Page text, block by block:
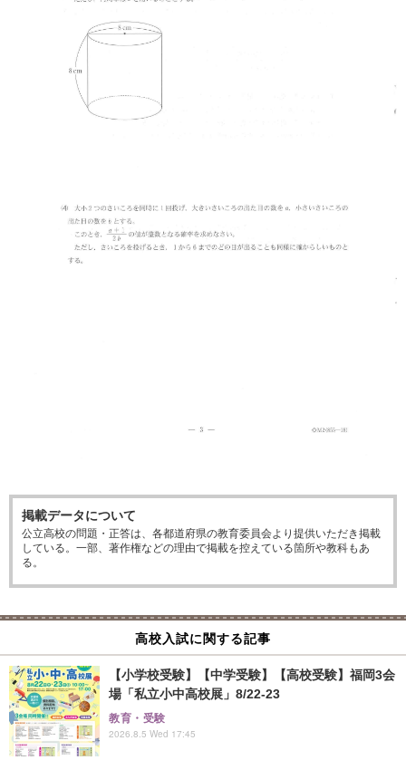
掲載データについて
公立高校の問題・正答は、各都道府県の教育委員会より提供いただき掲載
している。一部、著作権などの理由で掲載を控えている箇所や教科もあ
る。
高校入試に関する記事
【小学校受験】【中学受験】【高校受験】福岡3会
場「私立小中高校展」8/22-23
教育・受験
2026.8.5 Wed 17:45